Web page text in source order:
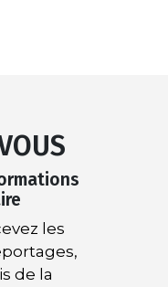
les
de la